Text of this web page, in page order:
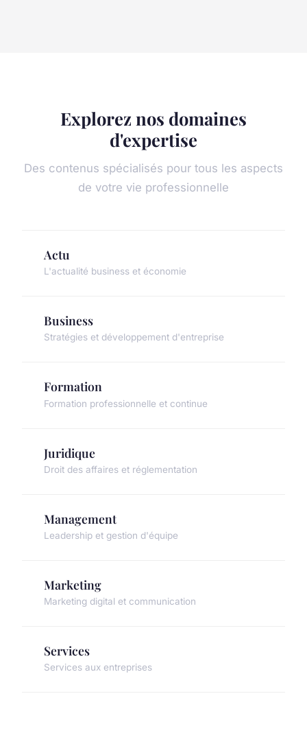
Explorez nos domaines
d'expertise
Des contenus spécialisés pour tous les aspects
de votre vie professionnelle
Actu
L'actualité business et économie
Business
Stratégies et développement d'entreprise
Formation
Formation professionnelle et continue
Juridique
Droit des affaires et réglementation
Management
Leadership et gestion d'équipe
Marketing
Marketing digital et communication
Services
Services aux entreprises